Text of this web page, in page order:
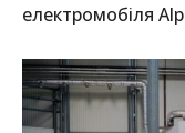
електромобіля